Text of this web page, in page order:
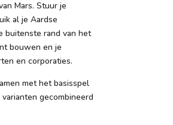
Mars. Stuur je
al je Aardse
buitenste rand van het
bouwen en je
en corporaties.
met het basisspel
gecombineerd